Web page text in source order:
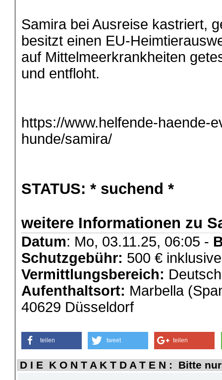
Samira bei Ausreise kastriert,
besitzt einen EU-
auf Mittelmeerkrankheiten
und entfloht.
https://www.helfende-haende-
hunde/samira/
STATUS: * suchend *
weitere Informationen zu
Datum: Mo, 03.11.25, 06:05 -
Schutzgebühr: 500 €
Vermittlungsbereich:
Aufenthaltsort: Marbella
40629 Düsseldorf
teilen tweet teilen
D I E K O N T A K T D A T E N : Bitte